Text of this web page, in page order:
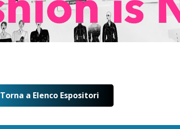
Torna a Elenco Espositori